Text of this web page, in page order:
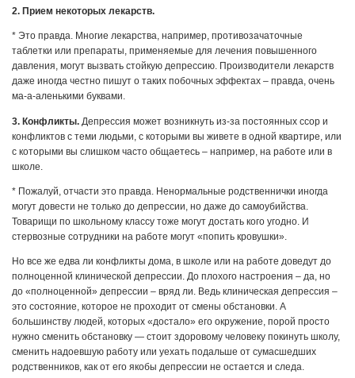
2. Прием некоторых лекарств.
* Это правда. Многие лекарства, например, противозачаточные
таблетки или препараты, применяемые для лечения повышенного
давления, могут вызвать стойкую депрессию. Производители лекарств
даже иногда честно пишут о таких побочных эффектах – правда, очень
ма-а-аленькими буквами.
3. Конфликты. Депрессия может возникнуть из-за постоянных ссор и
конфликтов с теми людьми, с которыми вы живете в одной квартире, или
с которыми вы слишком часто общаетесь – например, на работе или в
школе.
* Пожалуй, отчасти это правда. Ненормальные родственнички иногда
могут довести не только до депрессии, но даже до самоубийства.
Товарищи по школьному классу тоже могут достать кого угодно. И
стервозные сотрудники на работе могут «попить кровушки».
Но все же едва ли конфликты дома, в школе или на работе доведут до
полноценной клинической депрессии. До плохого настроения – да, но
до «полноценной» депрессии – вряд ли. Ведь клиническая депрессия –
это состояние, которое не проходит от смены обстановки. А
большинству людей, которых «достало» его окружение, порой просто
нужно сменить обстановку — стоит здоровому человеку покинуть школу,
сменить надоевшую работу или уехать подальше от сумасшедших
родственников, как от его якобы депрессии не остается и следа.